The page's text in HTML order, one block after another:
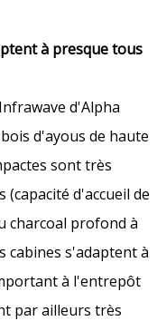
à presque tous
d'Alpha
d'ayous de haute
sont très
(capacité d'accueil de
charcoal profond à
cabines s'adaptent à
à l'entrepôt
par ailleurs très